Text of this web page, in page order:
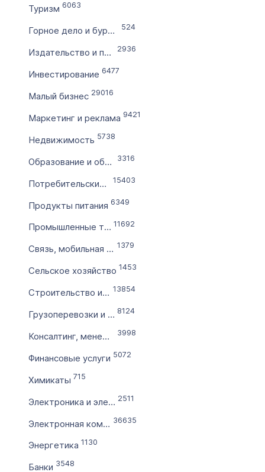
до
Без цены
с
по
Дополнительные условия
Словарное слово в домене
Туризм 6063
Горное дело и бурение 524
Издательство и полиграфия 2936
Инвестирование 6477
Малый бизнес 29016
Маркетинг и реклама 9421
Недвижимость 5738
Образование и обучение 3316
Потребительские товары и услуги 15403
Продукты питания 6349
Промышленные товары и услуги 11692
Связь, мобильная связь 1379
Сельское хозяйство 1453
Строительство и эксплуатация 13854
Грузоперевозки и снабжение 8124
Консалтинг, менеджмент 3998
Финансовые услуги 5072
Химикаты 715
Электроника и электричество 2511
Электронная коммерция 36635
Энергетика 1130
Банки 3548